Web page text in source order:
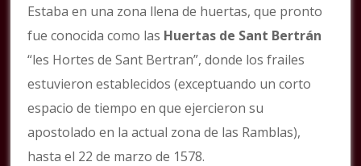
Estaba en una zona llena de huertas, que pronto
fue conocida como las Huertas de Sant Bertrán
“les Hortes de Sant Bertran”, donde los frailes
estuvieron establecidos (exceptuando un corto
espacio de tiempo en que ejercieron su
apostolado en la actual zona de las Ramblas),
hasta el 22 de marzo de 1578.